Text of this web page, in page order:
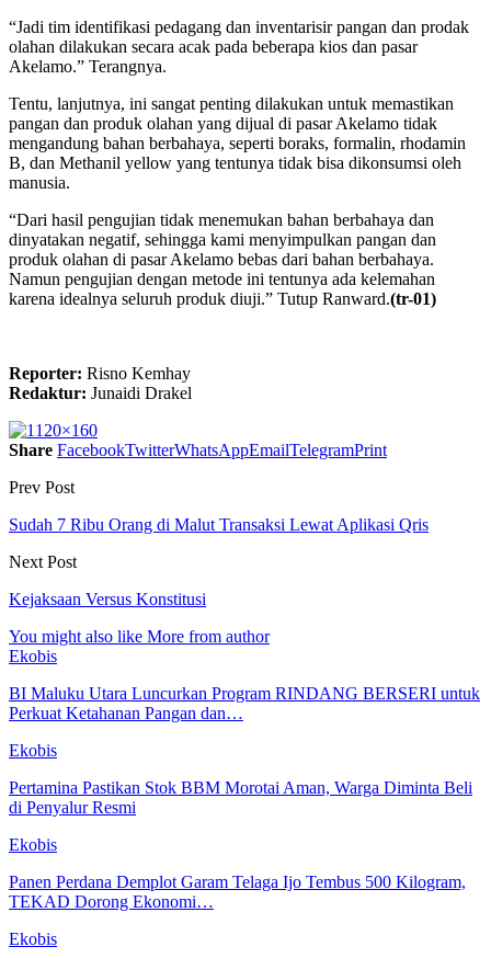
“Jadi tim identifikasi pedagang dan inventarisir pangan dan prodak
olahan dilakukan secara acak pada beberapa kios dan pasar
Akelamo.” Terangnya.
Tentu, lanjutnya, ini sangat penting dilakukan untuk memastikan
pangan dan produk olahan yang dijual di pasar Akelamo tidak
mengandung bahan berbahaya, seperti boraks, formalin, rhodamin
B, dan Methanil yellow yang tentunya tidak bisa dikonsumsi oleh
manusia.
“Dari hasil pengujian tidak menemukan bahan berbahaya dan
dinyatakan negatif, sehingga kami menyimpulkan pangan dan
produk olahan di pasar Akelamo bebas dari bahan berbahaya.
Namun pengujian dengan metode ini tentunya ada kelemahan
karena idealnya seluruh produk diuji.” Tutup Ranward.(tr-01)
Reporter: Risno Kemhay
Redaktur: Junaidi Drakel
Share FacebookTwitterWhatsAppEmailTelegramPrint
Prev Post
Sudah 7 Ribu Orang di Malut Transaksi Lewat Aplikasi Qris
Next Post
Kejaksaan Versus Konstitusi
You might also like More from author
Ekobis
BI Maluku Utara Luncurkan Program RINDANG BERSERI untuk
Perkuat Ketahanan Pangan dan…
Ekobis
Pertamina Pastikan Stok BBM Morotai Aman, Warga Diminta Beli
di Penyalur Resmi
Ekobis
Panen Perdana Demplot Garam Telaga Ijo Tembus 500 Kilogram,
TEKAD Dorong Ekonomi…
Ekobis